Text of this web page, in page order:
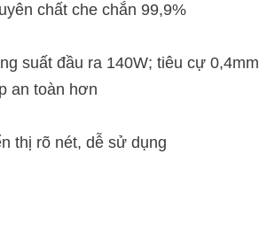
chất che chắn 99,9%
suất đầu ra 140W; tiêu cự 0,4mm
an toàn hơn
thị rõ nét, dễ sử dụng